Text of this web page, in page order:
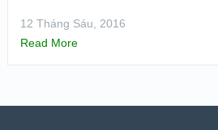
12 Tháng Sáu, 2016
Read More